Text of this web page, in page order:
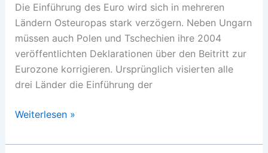
Die Einführung des Euro wird sich in mehreren
Ländern Osteuropas stark verzögern. Neben Ungarn
müssen auch Polen und Tschechien ihre 2004
veröffentlichten Deklarationen über den Beitritt zur
Eurozone korrigieren. Ursprünglich visierten alle
drei Länder die Einführung der
Euro
weiter
Weiterlesen »